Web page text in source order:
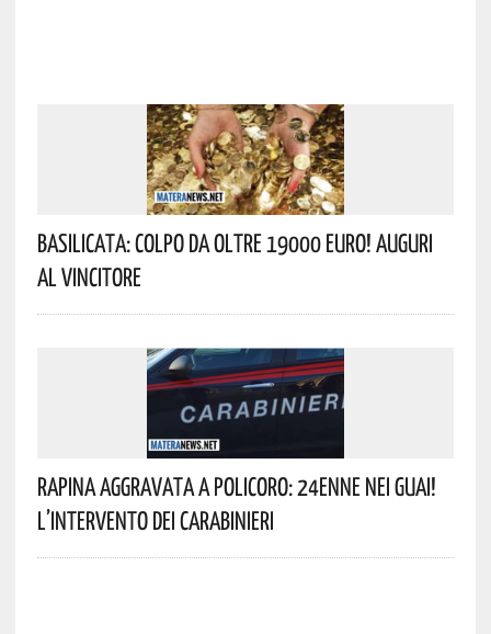
Basilicata: Colpo Da Oltre 19000 Euro! Auguri
Al Vincitore
Rapina Aggravata A Policoro: 24enne Nei Guai!
L’intervento Dei Carabinieri